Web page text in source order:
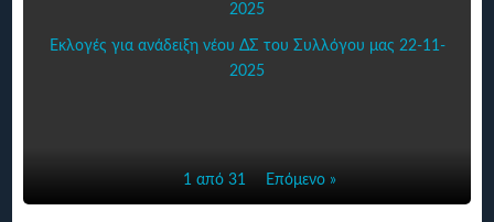
2025
Εκλογές για ανάδειξη νέου ΔΣ του Συλλόγου μας 22-11-
2025
1 από 31 Επόμενο »